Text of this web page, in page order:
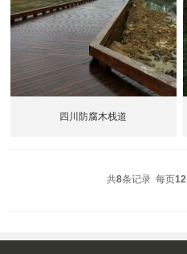
四川防腐木栈道
共8条记录 每页12